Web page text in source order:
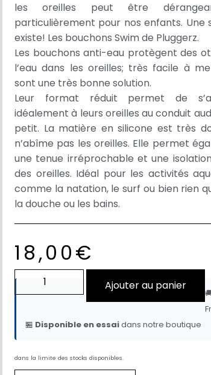
les oreilles peut être
particulièrement pour nos enfants. Une
existe! Les bouchons Swim de Pluggerz.
Les bouchons anti-eau protègent des
l’eau dans les oreilles; très facile à
sont une très bonne solution.
Leur format réduit permet de
idéalement à leurs oreilles au conduit
petit. La matière en silicone est très
n’abîme pas les oreilles. Elle permet
une tenue irréprochable et une
des oreilles. Idéal pour les activités
comme la natation, le surf ou bien rien
la douche ou les bains.
18,00€
Ajouter au panier
🏪 Disponible en essaidans notre boutique
dans la limite des stocks disponibles.